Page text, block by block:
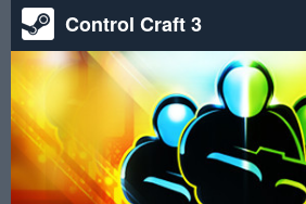
Control Craft 3